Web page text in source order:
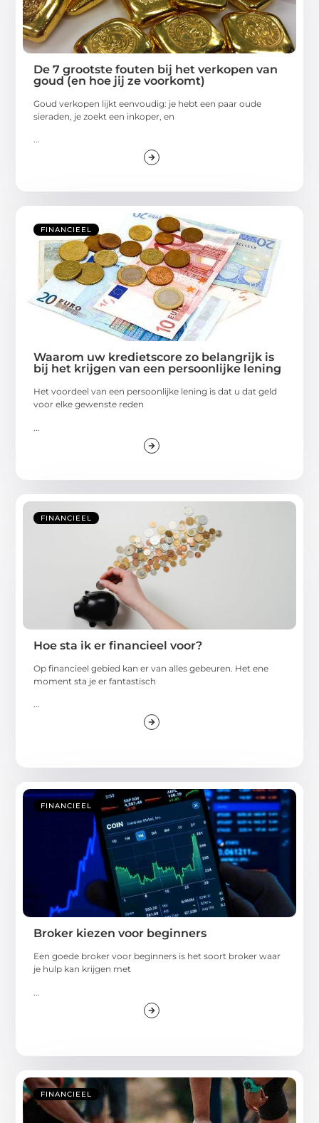
De 7 grootste fouten bij het verkopen van
goud (en hoe jij ze voorkomt)
Goud verkopen lijkt eenvoudig: je hebt een paar oude
sieraden, je zoekt een inkoper, en
...
FINANCIEEL
Waarom uw kredietscore zo belangrijk is
bij het krijgen van een persoonlijke lening
Het voordeel van een persoonlijke lening is dat u dat geld
voor elke gewenste reden
FINANCIEEL
Hoe sta ik er financieel voor?
Op financieel gebied kan er van alles gebeuren. Het ene
moment sta je er fantastisch
...
FINANCIEEL
Broker kiezen voor beginners
Een goede broker voor beginners is het soort broker waar
je hulp kan krijgen met
FINANCIEEL